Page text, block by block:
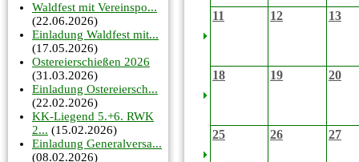
Waldfest mit Vereinspo...
(22.06.2026)
Einladung Waldfest mit...
(17.05.2026)
Ostereierschießen 2026
(31.03.2026)
Einladung Ostereiersch...
(22.02.2026)
KK-Liegend 5.+6. RWK
2... (15.02.2026)
Einladung Generalversa...
(08.02.2026)
11 12 13
18 19 20
25 26 27